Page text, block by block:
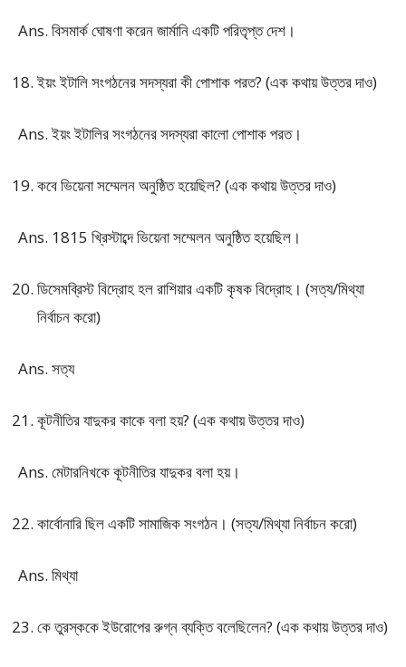
Ans. বিসমার্ক ঘোষণা করেন জার্মানি একটি পরিতৃপ্ত দেশ।
ইয়ং ইটালি সংগঠনের সদস্যরা কী পোশাক পরত? (এক কথায় উত্তর দাও)
Ans. ইয়ং ইটালির সংগঠনের সদস্যরা কালো পোশাক পরত।
কবে ভিয়েনা সম্মেলন অনুষ্ঠিত হয়েছিল? (এক কথায় উত্তর দাও)
Ans. 1815 খ্রিস্টাব্দে ভিয়েনা সম্মেলন অনুষ্ঠিত হয়েছিল।
ডিসেমব্রিস্ট বিদ্রোহ হল রাশিয়ার একটি কৃষক বিদ্রোহ। (সত্য/মিথ্যা
নির্বাচন করো)
Ans. সত্য
কূটনীতির যাদুকর কাকে বলা হয়? (এক কথায় উত্তর দাও)
Ans. মেটারনিখকে কূটনীতির যাদুকর বলা হয়।
কার্বোনারি ছিল একটি সামাজিক সংগঠন। (সত্য/মিথ্যা নির্বাচন করো)
Ans. মিথ্যা
কে তুরস্ককে ইউরোপের রুগ্ন ব্যক্তি বলেছিলেন? (এক কথায় উত্তর দাও)